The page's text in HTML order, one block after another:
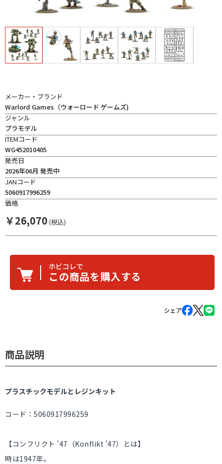
メーカー・ブランド
Warlord Games（ウォーロード ゲームズ)
ジャンル
プラモデル
ITEMコード
WG452010405
発売日
2026年06月 発売中
JANコード
5060917996259
価格
￥26,070 (税込)
ホビコレで
この商品を購入する
シェア
商品説明
プラスチックモデルとレジンキット
コード：5060917996259
【コンフリクト '47（Konflikt '47）とは】
時は1947年。